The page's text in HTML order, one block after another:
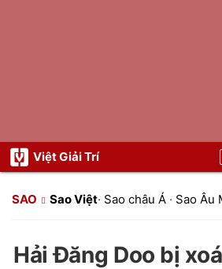
Việt Giải Trí
SAO Sao Việt· Sao châu Á · Sao Âu
Hải Đăng Doo bị